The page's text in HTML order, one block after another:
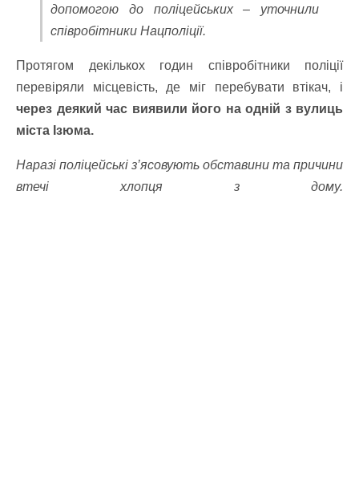
допомогою до поліцейських – уточнили
співробітники Нацполіції.
Протягом декількох годин співробітники поліції
перевіряли місцевість, де міг перебувати втікач, і
через деякий час виявили його на одній з вулиць
міста Ізюма.
Наразі поліцейські з’ясовують обставини та причини
втечі хлопця з дому.